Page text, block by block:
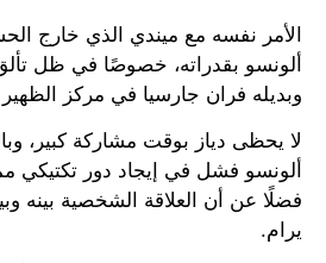
الأمر نفسه مع ميندي الذي خارج
ألونسو بقدراته، خصوصًا في ظل
وبديله فران جارسيا في مركز الظهير
لا يحظى دياز بوقت مشاركة كبير،
ألونسو فشل في إيجاد دور تكتيكي
فضلًا عن أن العلاقة الشخصية بينه
يرام.